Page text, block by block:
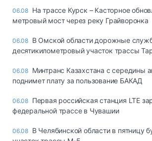
06.08 На трассе Курск – Касторное
метровый мост через реку Грайворонка
06.08 В Омской области дорожные
десятикилометровый участок трассы
06.08 Минтранс Казахстана с середины
поднимет плату за пользование БАКАД
06.08 Первая российская станция LTE
федеральной трассе в Чувашии
06.08 В Челябинской области в пятницу